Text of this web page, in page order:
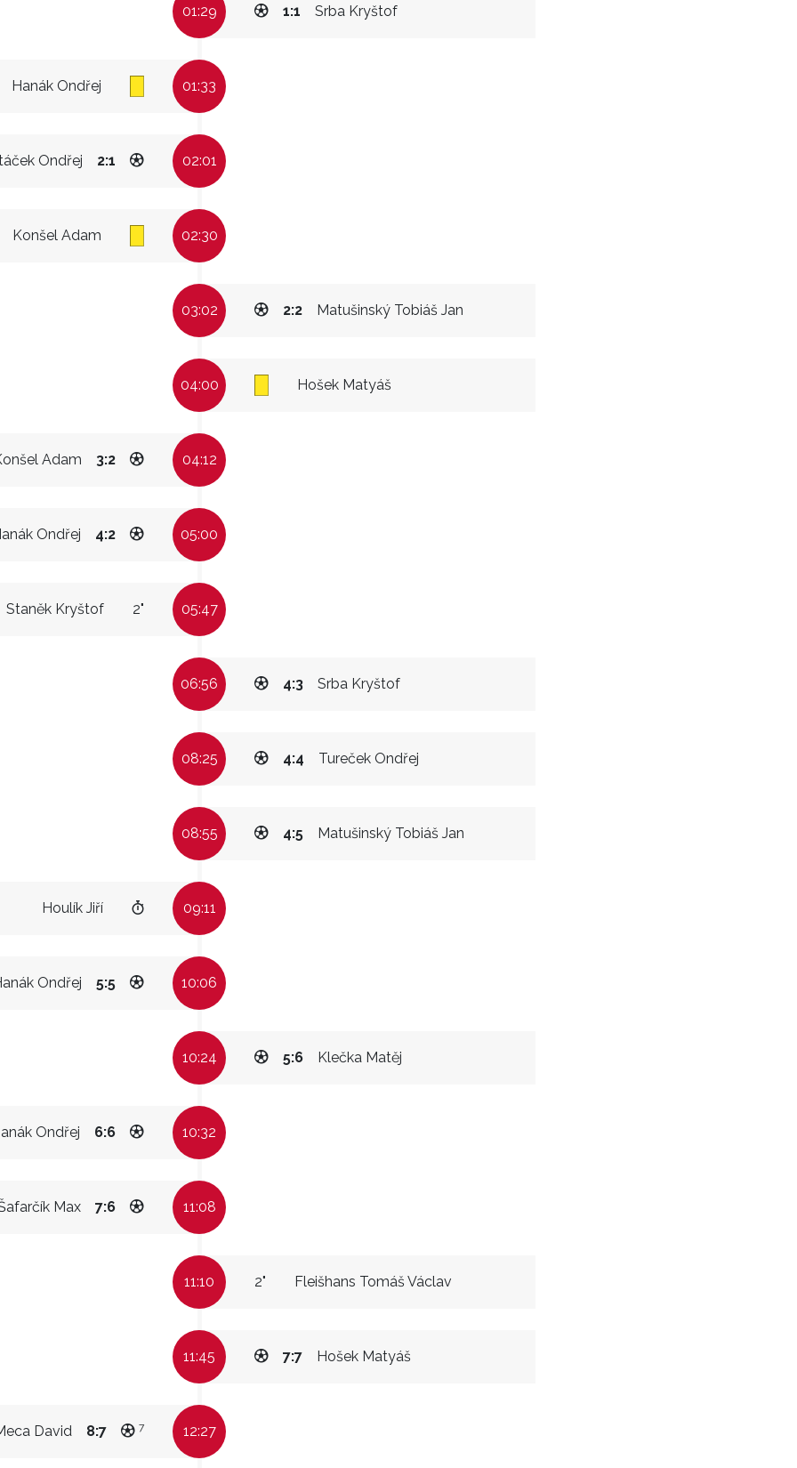
01:29 Srba Kryštof
1:1
Hanák Ondřej 01:33
Ondřej 2:1 02:01
Konšel Adam 02:30
03:02 Matušinský Tobiáš Jan
2:2
04:00 Hošek Matyáš
Adam 3:2 04:12
Ondřej 4:2 05:00
Staněk Kryštof 2" 05:47
06:56 Srba Kryštof
4:3
08:25 Tureček Ondřej
4:4
08:55 Matušinský Tobiáš Jan
4:5
Houlík Jiří 09:11
Ondřej 5:5 10:06
10:24 Klečka Matěj
5:6
Ondřej 6:6 10:32
Max 7:6 11:08
11:10 Fleišhans Tomáš Václav
2"
11:45 Hošek Matyáš
7:7
David 8:7 7 12:27